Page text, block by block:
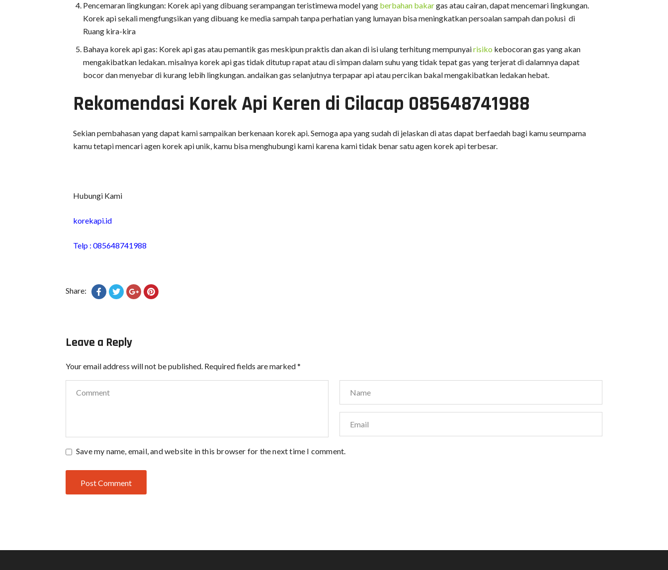
Pencemaran lingkungan: Korek api yang dibuang serampangan teristimewa model yang berbahan bakargas atau cairan, dapat mencemari lingkungan.
Korek api sekali mengfungsikan yang dibuang ke media sampah tanpa perhatian yang lumayan bisa meningkatkan persoalan sampah dan polusi di
Ruang kira-kira
Bahaya korek api gas: Korek api gas atau pemantik gas meskipun praktis dan akan di isi ulang terhitung mempunyairisiko kebocoran gas yang akan
mengakibatkan ledakan. misalnya korek api gas tidak ditutup rapat atau di simpan dalam suhu yang tidak tepat gas yang terjerat di dalamnya dapat
bocor dan menyebar di kurang lebih lingkungan. andaikan gas selanjutnya terpapar api atau percikan bakal mengakibatkan ledakan hebat.
Rekomendasi Korek Api Keren di Cilacap 085648741988
Sekian pembahasan yang dapat kami sampaikan berkenaan korek api. Semoga apa yang sudah di jelaskan di atas dapat berfaedah bagi kamu seumpama
kamu tetapi mencari agen korek api unik, kamu bisa menghubungi kami karena kami tidak benar satu agen korek api terbesar.
Hubungi Kami
korekapi.id
Telp : 085648741988
Share:
Leave a Reply
Your email address will not be published. Required fields are marked*
Save my name, email, and website in this browser for the next time I comment.